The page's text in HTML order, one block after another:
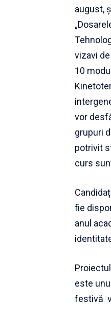
august,
vizavi
10
vor
grupuri
potrivit
curs
fie
anul
este
festivă